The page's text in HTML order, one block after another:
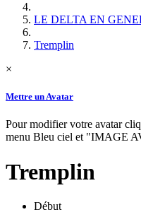
LE DELTA EN
Tremplin
×
Mettre un Avatar
Pour modifier votre avatar
menu Bleu ciel et "IMAGE
Tremplin
Début